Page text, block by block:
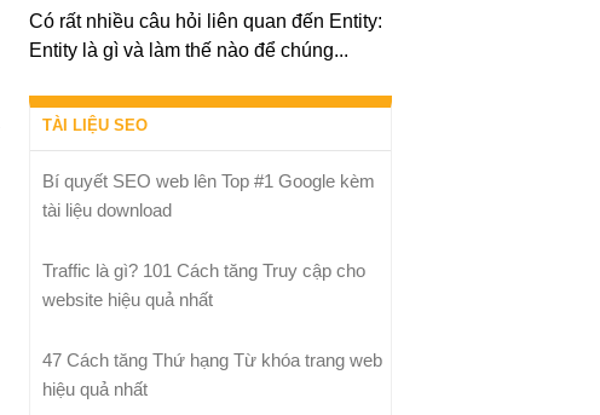
Có rất nhiều câu hỏi liên quan đến Entity:
Entity là gì và làm thế nào để chúng...
TÀI LIỆU SEO
Bí quyết SEO web lên Top #1 Google kèm
tài liệu download
Traffic là gì? 101 Cách tăng Truy cập cho
website hiệu quả nhất
47 Cách tăng Thứ hạng Từ khóa trang web
hiệu quả nhất